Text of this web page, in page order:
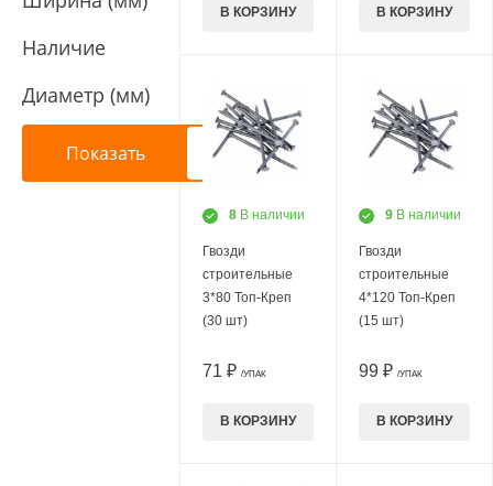
Наличие
Диаметр (мм)
В КОРЗИНУ В КОРЗИНУ
8 В наличии
Гвозди
строительные
3*80 Топ-Креп
(30 шт)
71 ₽ /УПАК
В КОРЗИНУ
9 В наличии
Гвозди
строительные
4*120 Топ-Креп
(15 шт)
99 ₽ /УПАК
В КОРЗИНУ